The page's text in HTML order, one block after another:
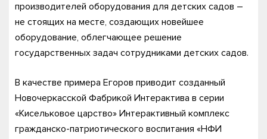
производителей оборудования для детских садов –
не стоящих на месте, создающих новейшее
оборудование, облегчающее решение
государственных задач сотрудниками детских садов.
В качестве примера Егоров приводит созданный
Новочеркасской Фабрикой Интерактива в серии
«Кисельковое царство» Интерактивный комплекс
гражданско-патриотического воспитания «НФИ